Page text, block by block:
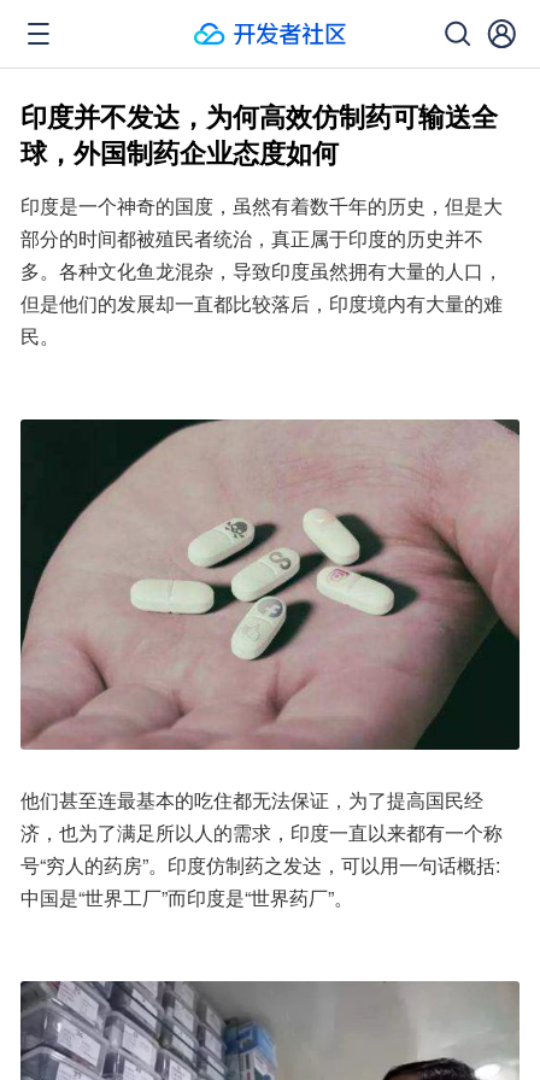
印度并不发达，为何高效仿制药可输送全
球，外国制药企业态度如何
印度是一个神奇的国度，虽然有着数千年的历史，但是大
部分的时间都被殖民者统治，真正属于印度的历史并不
多。各种文化鱼龙混杂，导致印度虽然拥有大量的人口，
但是他们的发展却一直都比较落后，印度境内有大量的难
民。
他们甚至连最基本的吃住都无法保证，为了提高国民经
济，也为了满足所以人的需求，印度一直以来都有一个称
号“穷人的药房”。印度仿制药之发达，可以用一句话概括:
中国是“世界工厂”而印度是“世界药厂”。